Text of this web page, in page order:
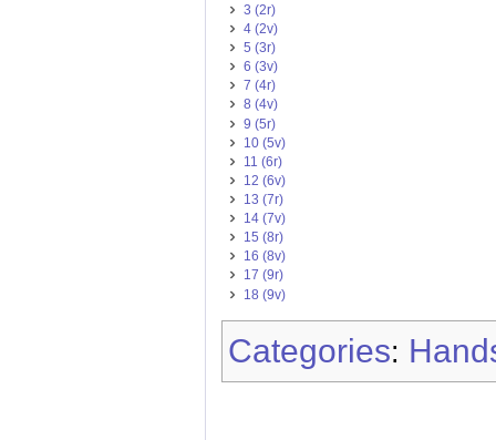
3 (2r)
4 (2v)
5 (3r)
6 (3v)
7 (4r)
8 (4v)
9 (5r)
10 (5v)
11 (6r)
12 (6v)
13 (7r)
14 (7v)
15 (8r)
16 (8v)
17 (9r)
18 (9v)
Categories: